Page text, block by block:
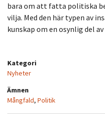
bara om att fatta politiska
vilja. Med den här typen av
kunskap om en osynlig del
Kategori
Nyheter
Ämnen
Mångfald, Politik